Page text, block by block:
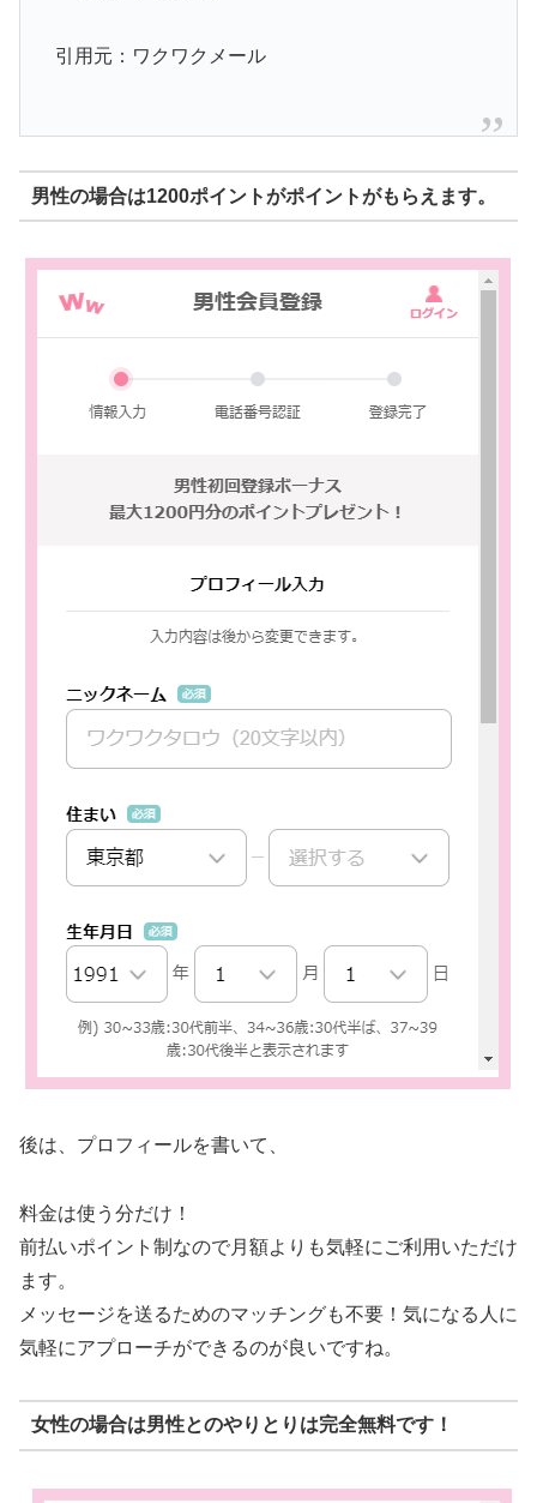
引用元：ワクワクメール
男性の場合は1200ポイントがポイントがもらえます。
後は、プロフィールを書いて、
料金は使う分だけ！
前払いポイント制なので月額よりも気軽にご利用いただけ
ます。
メッセージを送るためのマッチングも不要！気になる人に
気軽にアプローチができるのが良いですね。
女性の場合は男性とのやりとりは完全無料です！